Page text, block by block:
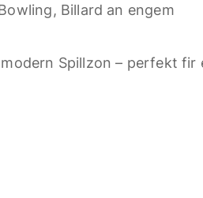
Dateschutz Ofdréck
Billard an engem
Spillzon – perfekt fir